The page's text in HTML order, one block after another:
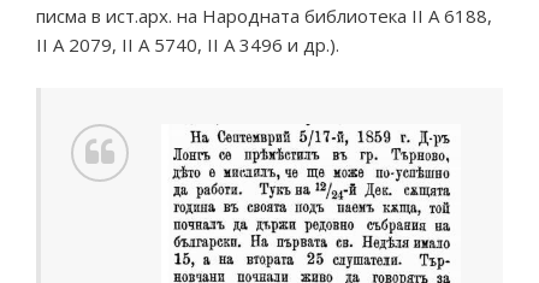
писма в ист.арх. на Народната библиотека ІІ А 6188,
II А 2079, ІІ А 5740, II А 3496 и др.).